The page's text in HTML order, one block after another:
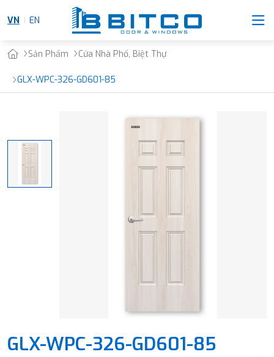
VN EN
Sản Phẩm Cửa Nhà Phố, Biệt Thự
GLX-WPC-326-GD601-85
GLX-WPC-326-GD601-85